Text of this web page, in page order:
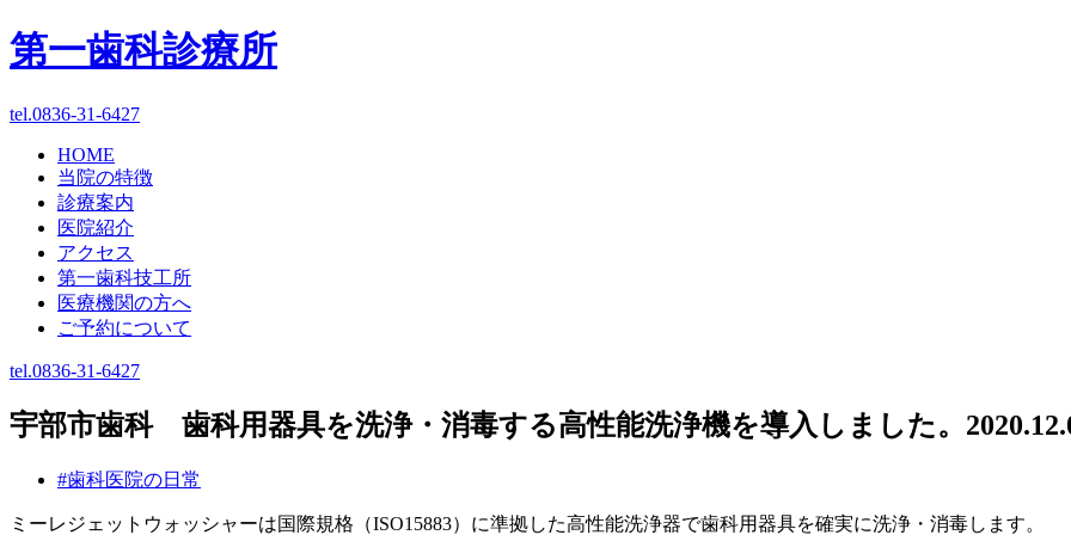
第一歯科診療所
tel.0836-31-6427
HOME
当院の特徴
診療案内
医院紹介
アクセス
第一歯科技工所
医療機関の方へ
ご予約について
tel.0836-31-6427
宇部市歯科 歯科用器具を洗浄・消毒する高性能洗浄機を導入しました。
#歯科医院の日常
ミーレジェットウォッシャーは国際規格（ISO15883）に準拠した高性能洗浄器で歯科用器具を確実に洗浄・消毒します。